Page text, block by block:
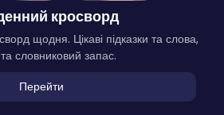
кросворд
щодня. Цікаві підказки та слова,
словниковий запас.
Перейти